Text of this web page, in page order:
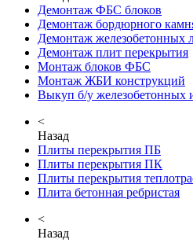
Демонтаж ФБС блоков
Демонтаж бордюрного
Демонтаж железобетонных
Демонтаж плит перекрытия
Монтаж блоков ФБС
Монтаж ЖБИ конструкций
Выкуп б/у железобетонных
<
Назад
Плиты перекрытия ПБ
Плиты перекрытия ПК
Плиты перекрытия
Плита бетонная ребристая
<
Назад